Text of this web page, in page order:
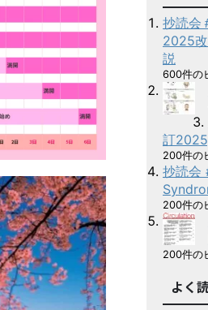
抄読会
2025
説
600件の
訂
200件の
抄読会
200件の
200件の
よく